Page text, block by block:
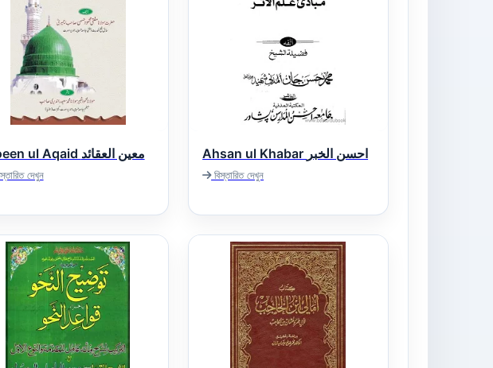
Moeen ul Aqaid معین العقائد
দেখুন
Ahsan ul Khabar احسن الخبر
বিস্তারিত দেখুন